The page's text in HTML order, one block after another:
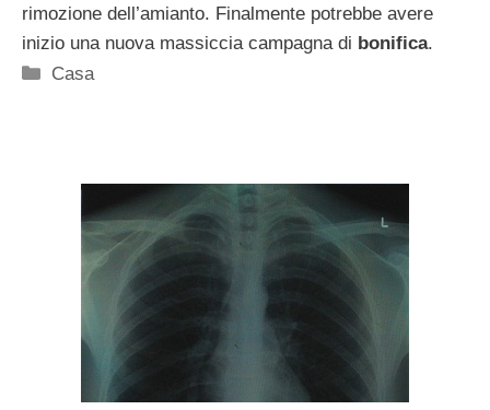
rimozione dell’amianto. Finalmente potrebbe avere
inizio una nuova massiccia campagna di bonifica.
Categorie
Casa